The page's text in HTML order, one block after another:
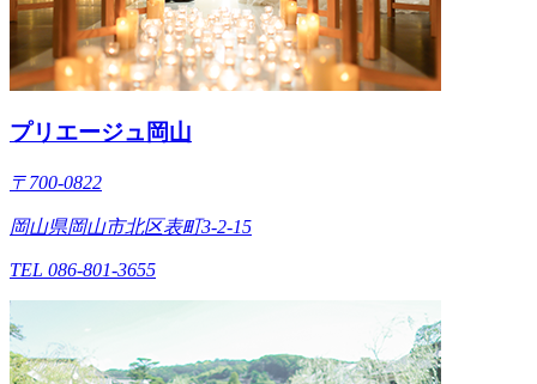
プリエージュ岡山
〒700-0822
岡山県岡山市北区表町3-2-15
TEL 086-801-3655